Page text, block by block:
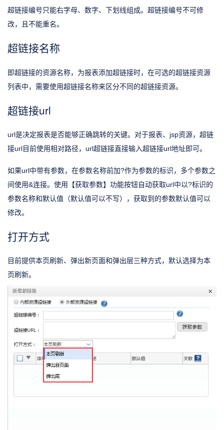
超链接编号只能右字母、数字、下划线组成。超链接编号不可修
改，且不能重名。
超链接名称
即超链接的资源名称，为报表添加超链接时，在可选的超链接资源
列表中，需要使用超链接名称来区分不同的超链接资源。
超链接url
url是决定报表是否能够正确跳转的关键。对于报表、jsp资源，超链
接url目前使用相对路径，url超链接直接输入超链接url地址即可。
如果url中带有参数，在参数名称前加?作为参数的标识，多个参数之
间使用&连接。使用【获取参数】功能按钮自动获取url中以?标识的
参数名称和默认值（默认值可以不写），获取到的参数默认值可以
修改。
打开方式
目前提供本页刷新、弹出新页面和弹出层三种方式，默认选择为本
页刷新。